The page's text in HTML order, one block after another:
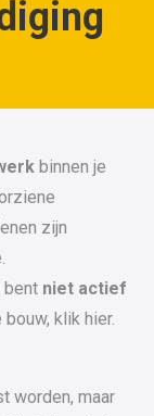
binnen je
zijn
bent niet actief
klik hier.
worden, maar